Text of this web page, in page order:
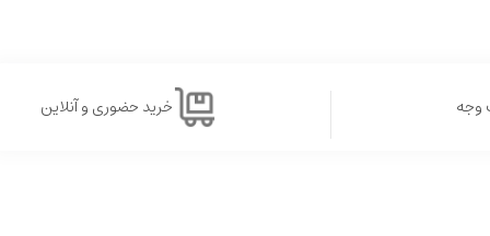
وجه خرید حضوری و آنلاین